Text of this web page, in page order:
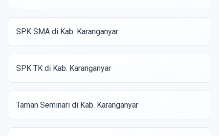
SPK SMA di Kab. Karanganyar
SPK TK di Kab. Karanganyar
Taman Seminari di Kab. Karanganyar